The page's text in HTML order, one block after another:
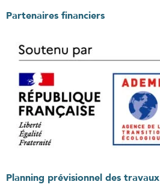
Partenaires financiers
Planning prévisionnel des travaux